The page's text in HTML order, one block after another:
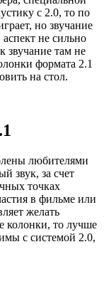
с 2.0, то по
но звучание
не сильно
звучание там не
формата 2.1
на стол.
любителями
звук, за счет
точках
в фильме или
желать
колонки, то лучше
с системой 2.0,